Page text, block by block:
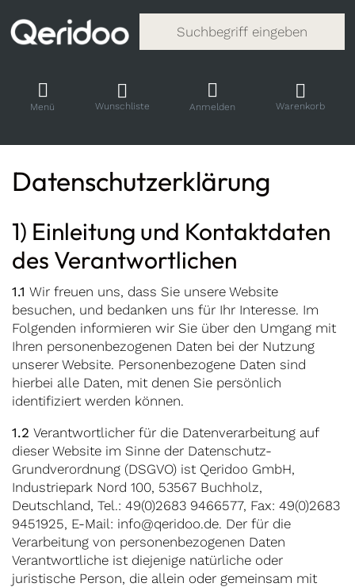
Menü Wunschliste Anmelden Warenkorb
Datenschutzerklärung
1) Einleitung und Kontaktdaten
des Verantwortlichen
1.1 Wir freuen uns, dass Sie unsere Website
besuchen, und bedanken uns für Ihr Interesse. Im
Folgenden informieren wir Sie über den Umgang mit
Ihren personenbezogenen Daten bei der Nutzung
unserer Website. Personenbezogene Daten sind
hierbei alle Daten, mit denen Sie persönlich
identifiziert werden können.
1.2 Verantwortlicher für die Datenverarbeitung auf
dieser Website im Sinne der Datenschutz-
Grundverordnung (DSGVO) ist Qeridoo GmbH,
Industriepark Nord 100, 53567 Buchholz,
Deutschland, Tel.: 49(0)2683 9466577, Fax: 49(0)2683
9451925, E-Mail: info@qeridoo.de. Der für die
Verarbeitung von personenbezogenen Daten
Verantwortliche ist diejenige natürliche oder
juristische Person, die allein oder gemeinsam mit